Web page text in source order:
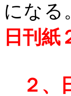
になる
日刊紙
２、